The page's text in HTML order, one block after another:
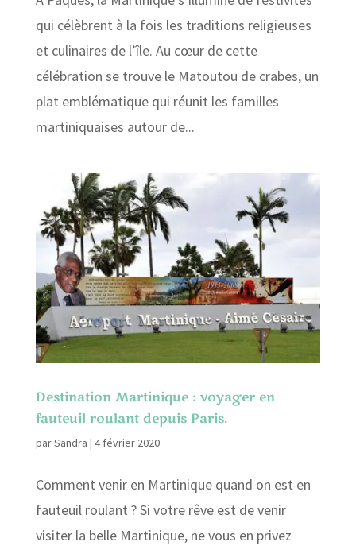
qui célèbrent à la fois les traditions religieuses
et culinaires de l’île. Au cœur de cette
célébration se trouve le Matoutou de crabes, un
plat emblématique qui réunit les familles
martiniquaises autour de...
Destination Martinique : voyager en
fauteuil roulant depuis Paris.
parSandra | 4 février 2020
Comment venir en Martinique quand on est en
fauteuil roulant ? Si votre rêve est de venir
visiter la belle Martinique, ne vous en privez